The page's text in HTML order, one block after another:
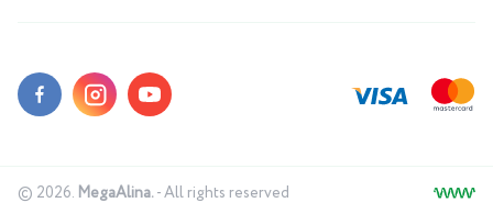
© 2026. MegaAlina.- All rights reserved